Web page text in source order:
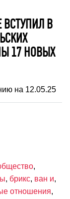
ВСТУПИЛ В
17 НОВЫХ
на 12.05.25
,
, брикс, ван и,
отношения,